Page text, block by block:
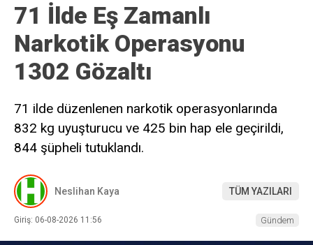
71 İlde Eş Zamanlı
Narkotik Operasyonu
1302 Gözaltı
71 ilde düzenlenen narkotik operasyonlarında
832 kg uyuşturucu ve 425 bin hap ele geçirildi,
844 şüpheli tutuklandı.
Neslihan Kaya TÜM YAZILARI
Giriş: 06-08-2026 11:56 Gündem